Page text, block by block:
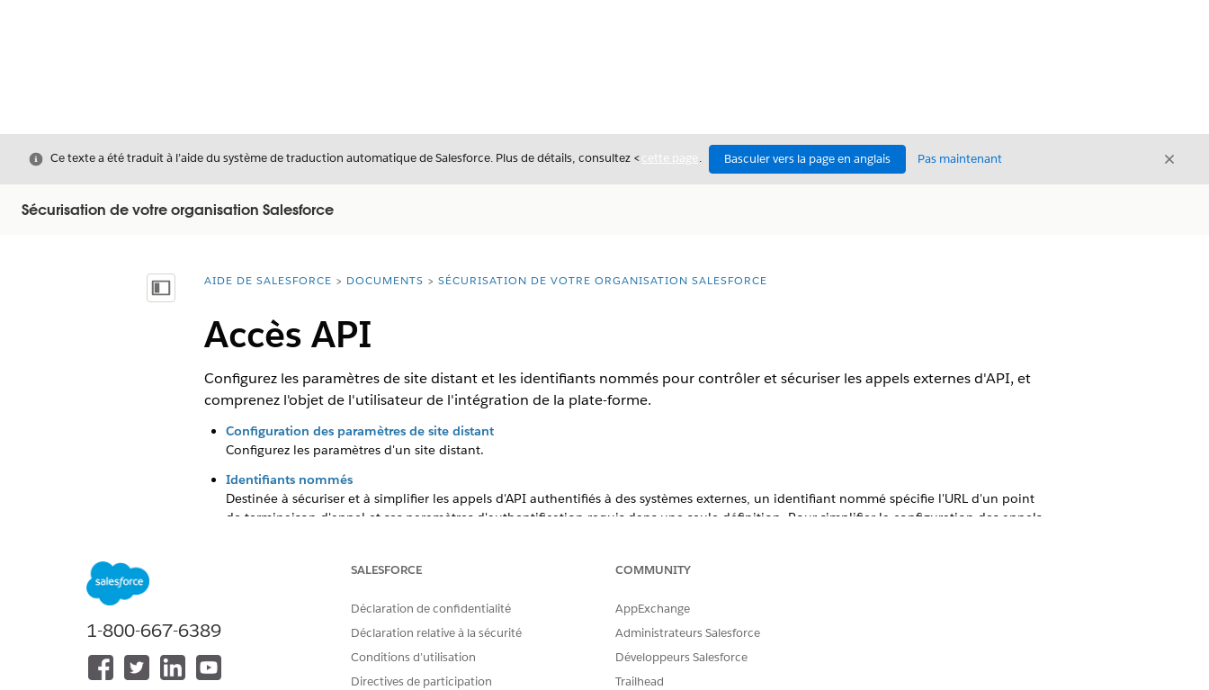
Fermer
Ce texte a été traduit à l’aide du système de traduction automatique de Salesforce. Plus de détails, consultez <cette page . Basculer vers la page en anglais Pas maintenant Fermer
Sécurisation de votre organisation Salesforce
Afficher la table des matières
Vous êtes ici :
AIDE DE SALESFORCE DOCUMENTS SÉCURISATION DE VOTRE ORGANISATION SALESFORCE
Accès API
Configurez les paramètres de site distant et les identifiants nommés pour contrôler et sécuriser les appels externes d'API, et
comprenez l'objet de l'utilisateur de l'intégration de la plate-forme.
Configuration des paramètres de site distant
Configurez les paramètres d'un site distant.
Identifiants nommés
Destinée à sécuriser et à simplifier les appels d'API authentifiés à des systèmes externes, un identifiant nommé spécifie l'URL d'un point
de terminaison d'appel et ses paramètres d'authentification requis dans une seule définition. Pour simplifier la configuration des appels
Utilisateur d'intégration de la plate-forme
intègre des fonctionnalités à travers Salesforce. Cet utilisateur permet aux applications Salesforce d'accéder en toute sécurité aux
1-800-667-6389
SALESFORCE
Déclaration de confidentialité
Déclaration relative à la sécurité
Conditions d’utilisation
Directives de participation
COMMUNITY
AppExchange
Administrateurs Salesforce
Développeurs Salesforce
Trailhead